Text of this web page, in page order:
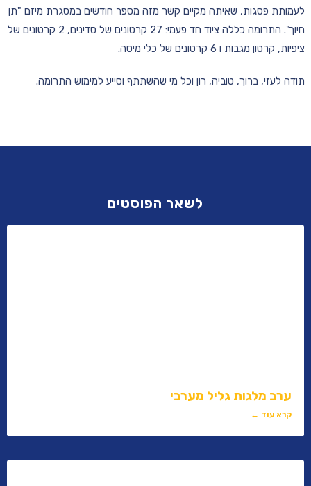
לעמותת פסגות, שאיתה מקיים קשר מזה מספר חודשים במסגרת מיזם "תן
חיוך". התרומה כללה ציוד חד פעמי: 27 קרטונים של סדינים, 2 קרטונים של
ציפיות, קרטון מגבות ו 6 קרטונים של כלי מיטה.
תודה לעזי, ברוך, טוביה, רון וכל מי שהשתתף וסייע למימוש התרומה.
לשאר הפוסטים
ערב מלגות גליל מערבי
קרא עוד ←